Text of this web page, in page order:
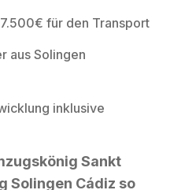
für den Transport
aus Solingen
inklusive
Sankt
Solingen Cádiz so